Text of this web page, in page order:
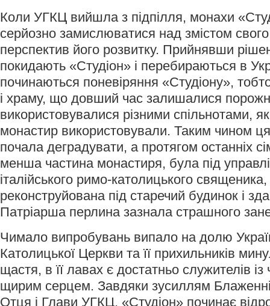
Коли УГКЦ вийшла з підпілля, монахи
серйозно замислюватися над змістом
перспектив його розвитку. Прийнявши
покидають «Студіон» і перебираються в
починаються поневіряння «Студіону»,
і храму, що довший час залишалися
використовувалися різними спільнотами,
монастир використовували. Таким чином ця
почала деградувати, а протягом останніх
менша частина монастиря, була під
італійського римо-католицького
реконструйована під старечий будинок і
Патріарша перлина зазнала страшного
Чимало випробувань випало на долю
Католицької Церкви та її прихильників
щастя, в її лавах є достатньо служителів
щирим серцем. Завдяки зусиллям
Отця і Глави УГКЦ, «Студіон» починає